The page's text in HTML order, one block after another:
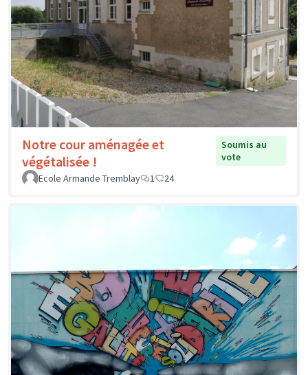
Notre cour aménagée et
végétalisée !
Soumis au
vote
Ecole Armande Tremblay
1 24